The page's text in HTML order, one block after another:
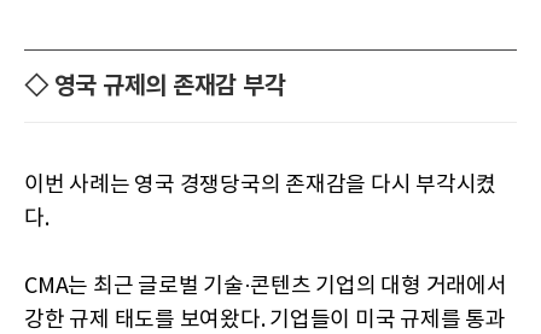
◇ 영국 규제의 존재감 부각
이번 사례는 영국 경쟁당국의 존재감을 다시 부각시켰
다.
CMA는 최근 글로벌 기술·콘텐츠 기업의 대형 거래에서
강한 규제 태도를 보여왔다. 기업들이 미국 규제를 통과